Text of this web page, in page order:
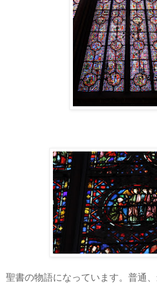
聖書の物語になっています。普通